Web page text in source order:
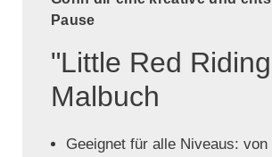
Pause
"Little Red
Malbuch
Geeignet für alle Niveaus: